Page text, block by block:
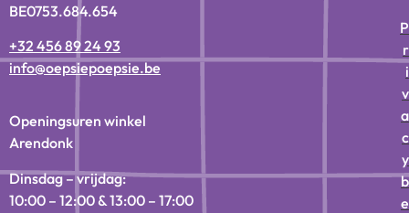
BE0753.684.654
+32 456 89 24 93
info@oepsiepoepsie.be
Openingsuren winkel
Arendonk
Dinsdag – vrijdag:
10:00 – 12:00 & 13:00 – 17:00
P
r
i
v
a
c
y
b
e